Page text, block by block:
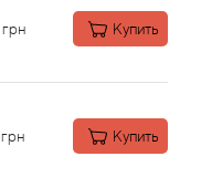
грн Купить
грн Купить